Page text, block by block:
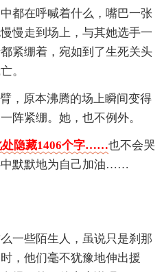
都在呼喊着什么，嘴巴一张
慢走到场上，与其她选手一
紧绷着，宛如到了生死关头
。
，原本沸腾的场上瞬间变得
阵紧绷。她，也不例外。
隐藏1406个字……也不会哭
中默默地为自己加油……
一些陌生人，虽说只是刹那
，他们毫不犹豫地伸出援